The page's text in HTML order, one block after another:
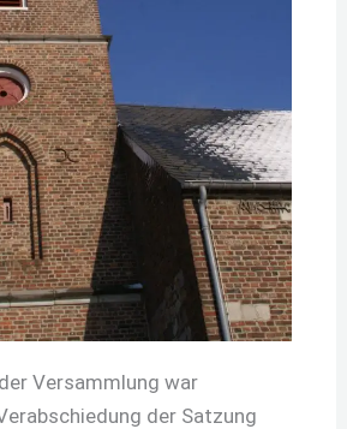
Versammlung war
der Satzung